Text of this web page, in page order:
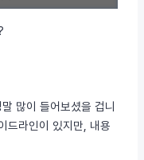
많이 들어보셨을 겁니
드라인이 있지만, 내용